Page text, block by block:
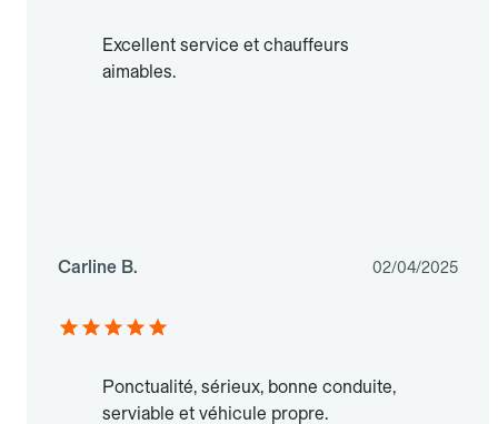
Excellent service et chauffeurs
aimables.
Carline B. 02/04/2025
Ponctualité, sérieux, bonne conduite,
serviable et véhicule propre.